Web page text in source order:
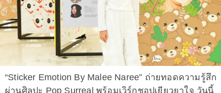
“Sticker Emotion By Malee Naree” ถ่ายทอดความรู้สึก
ผ่านศิลปะ Pop Surreal พร้อมเวิร์กชอปเยียวยาใจ วันนี้